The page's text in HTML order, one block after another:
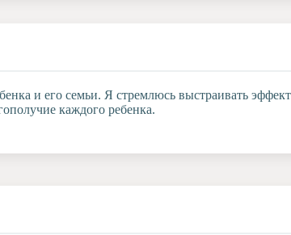
и его семьи. Я стремлюсь выстраивать
каждого ребенка.